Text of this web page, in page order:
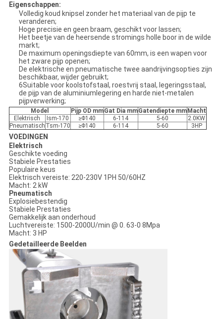
Eigenschappen:
Volledig koud knipsel zonder het materiaal van de pijp te
veranderen;
Hoge precisie en geen braam, geschikt voor lassen;
Het beetje van de heersende stromings holle boor in de wilde
markt;
De maximum openingsdiepte van 60mm, is een wapen voor
het zware pijp openen;
De elektrische en pneumatische twee aandrijvingsopties zijn
beschikbaar, wijder gebruikt;
6Suitable voor koolstofstaal, roestvrij staal, legeringsstaal,
de pijp van de aluminiumlegering en harde niet-metalen
pijpverwerking;
Model Pijp OD mmGat Dia mmGatendiepte mm Macht
Elektrisch
Ism-170 ≥Φ140 6-114 5-60
2.0KW
Pneumatisch Tsm-170 ≥Φ140 6-114 5-60 3HP
VOEDINGEN
Elektrisch
Geschikte voeding
Stabiele Prestaties
Populaire keus
Elektrisch vereiste: 220-230V 1PH 50/60HZ
Macht: 2 kW
Pneumatisch
Explosiebestendig
Stabiele Prestaties
Gemakkelijk aan onderhoud
Luchtvereiste: 1500-2000U/min @ 0. 63-0 8Mpa
Macht: 3 HP
Gedetailleerde Beelden